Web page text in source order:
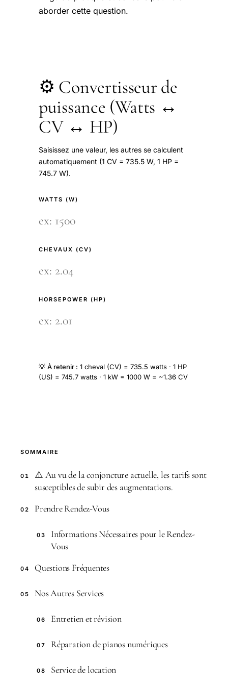
aborder cette question.
⚙️ Convertisseur de
puissance (Watts ↔
CV ↔ HP)
Saisissez une valeur, les autres se calculent
automatiquement (1 CV = 735.5 W, 1 HP =
745.7 W).
WATTS (W)
CHEVAUX (CV)
HORSEPOWER (HP)
💡 À retenir : 1 cheval (CV) = 735.5 watts · 1 HP
(US) = 745.7 watts · 1 kW = 1000 W = ~1.36 CV
SOMMAIRE
01
⚠️ Au vu de la conjoncture actuelle, les tarifs sont
susceptibles de subir des augmentations.
02 Prendre Rendez-Vous
03
Informations Nécessaires pour le Rendez-
Vous
04 Questions Fréquentes
05 Nos Autres Services
06 Entretien et révision
07 Réparation de pianos numériques
08 Service de location